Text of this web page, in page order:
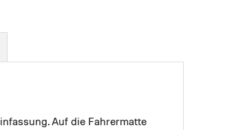
Auf die Fahrermatte